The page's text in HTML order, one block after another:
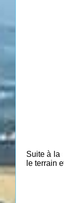
Suite à la
le terrain